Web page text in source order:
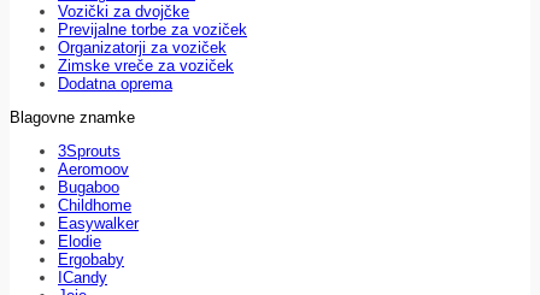
Vozički za dvojčke
Previjalne torbe za voziček
Organizatorji za voziček
Zimske vreče za voziček
Dodatna oprema
Blagovne znamke
3Sprouts
Aeromoov
Bugaboo
Childhome
Easywalker
Elodie
Ergobaby
ICandy